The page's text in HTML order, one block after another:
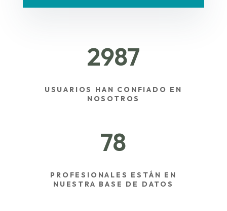
2987
USUARIOS HAN CONFIADO EN
NOSOTROS
78
PROFESIONALES ESTÁN EN
NUESTRA BASE DE DATOS